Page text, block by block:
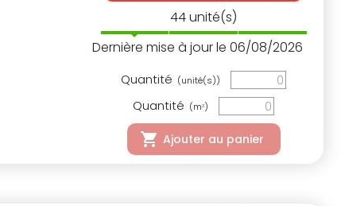
44unité(s)
Dernière mise à jour le 06/08/2026
Quantité (unité(s))
Quantité (m3)
Ajouter au panier